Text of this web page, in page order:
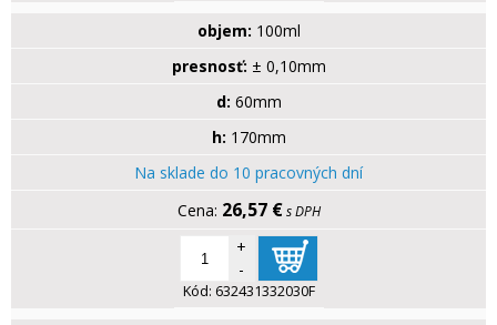
objem: 100ml
presnosť: ± 0,10mm
d: 60mm
h: 170mm
Na sklade do 10 pracovných dní
26,57 € s DPH
+
-
Kód: 632431332030F